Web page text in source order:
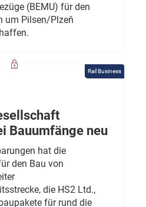
(BEMU) für den
um Pilsen/Plzeň
Rail Business
Bauumfänge neu
hat die
den Bau von
die HS2 Ltd.,
für rund die